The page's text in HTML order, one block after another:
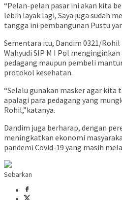
“Pelan-pelan pasar ini akan kita
lebih layak lagi, Saya juga sudah
tangga ini pembangunan Pustu
Sementara itu, Dandim 0321/
Wahyudi SIP M I Pol
pedagang maupun pembeli
protokol kesehatan.
“Selalu gunakan masker agar kita
apalagi para pedagang yang
Rohil,”katanya.
Dandim juga berharap, dengan
meningkatkan ekonomi
pandemi Covid-19 yang masih
Sebarkan